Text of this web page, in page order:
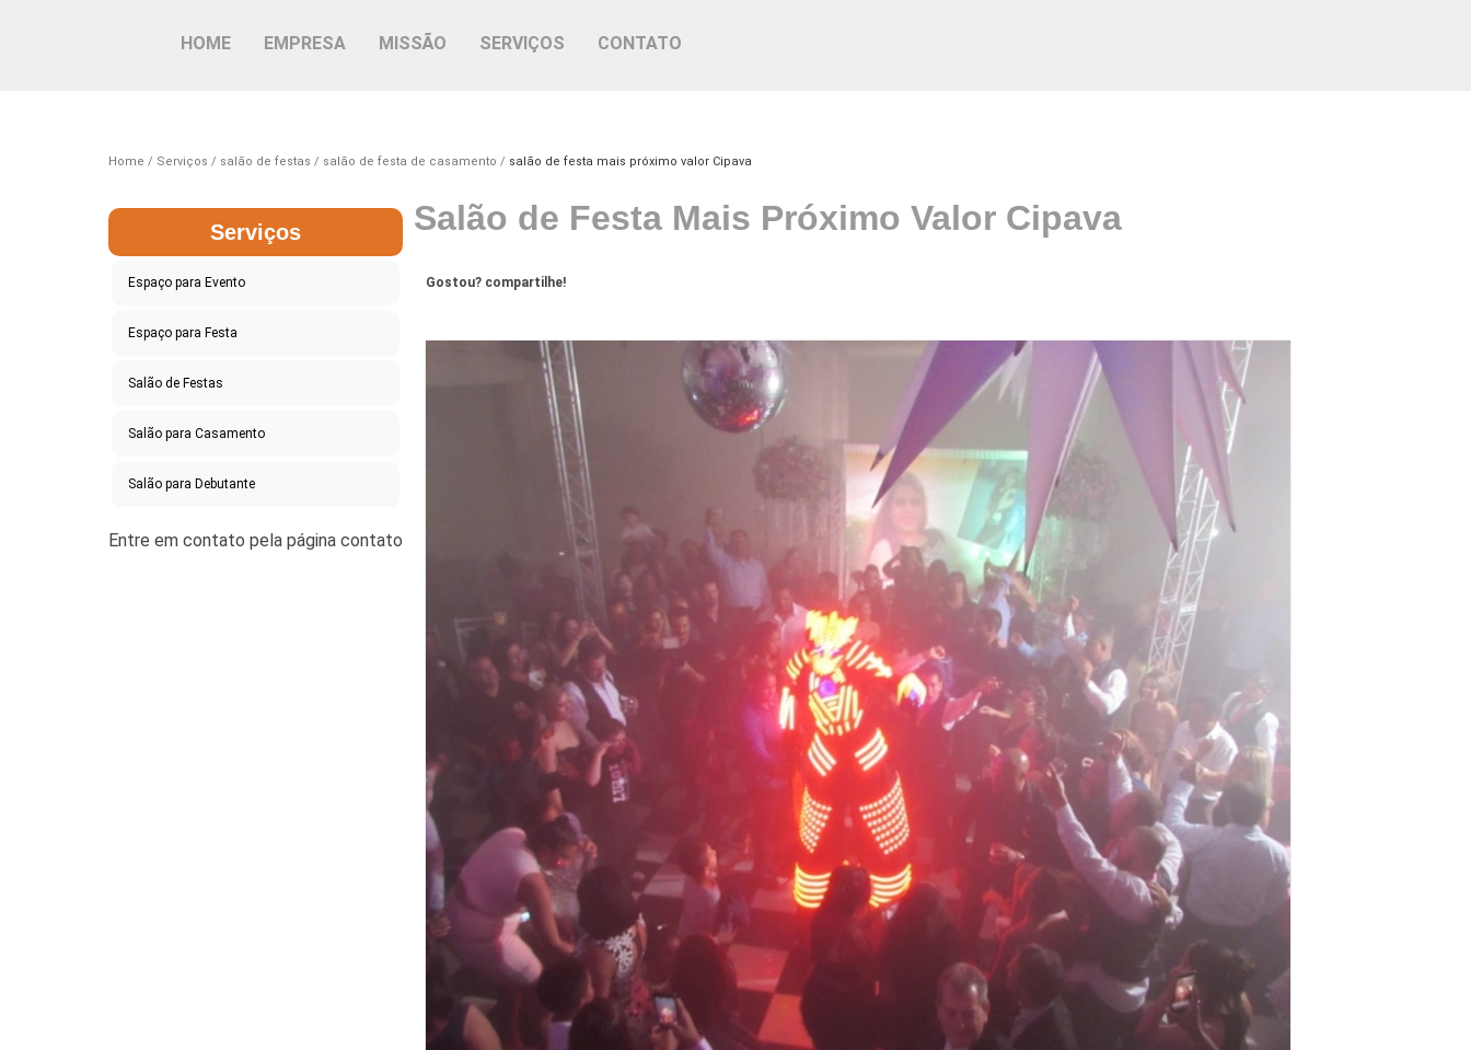
HOME EMPRESA MISSÃO SERVIÇOS CONTATO
Home Serviços salão de festas salão de festa de casamento salão de festa mais próximo valor Cipava
Serviços
Espaço para Evento
Espaço para Festa
Salão de Festas
Salão para Casamento
Salão para Debutante
Salão de Festa Mais Próximo Valor Cipava
Gostou? compartilhe!